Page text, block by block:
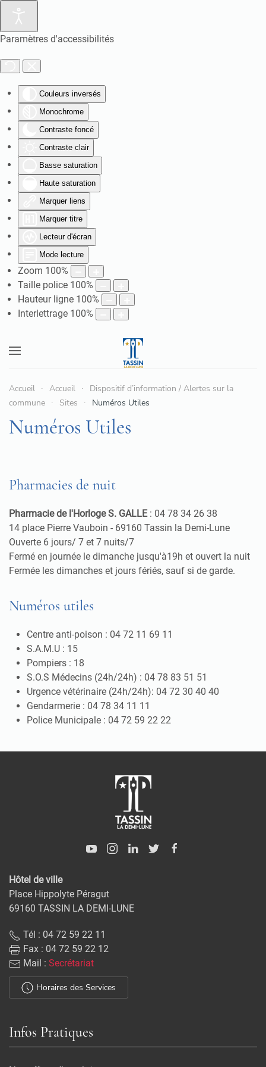
Paramètres d'accessibilités
Couleurs inversés
Monochrome
Contraste foncé
Contraste clair
Basse saturation
Haute saturation
Marquer liens
Marquer titre
Lecteur d'écran
Mode lecture
Zoom 100%
Taille police 100%
Hauteur ligne 100%
Interlettrage 100%
Accueil Accueil
Dispositif d’information / Alertes sur la
commune
Sites Numéros Utiles
Numéros Utiles
Pharmacies de nuit
Pharmacie de l'Horloge S. GALLE: 04 78 34 26 38
14 place Pierre Vauboin - 69160 Tassin la Demi-Lune
Ouverte 6 jours/ 7 et 7 nuits/7
Fermé en journée le dimanche jusqu'à19h et ouvert la nuit
Fermée les dimanches et jours fériés, sauf si de garde.
Numéros utiles
Centre anti-poison : 04 72 11 69 11
S.A.M.U : 15
Pompiers : 18
S.O.S Médecins (24h/24h) : 04 78 83 51 51
Urgence vétérinaire (24h/24h): 04 72 30 40 40
Gendarmerie : 04 78 34 11 11
Police Municipale : 04 72 59 22 22
Hôtel de ville
Place Hippolyte Péragut
69160 TASSIN LA DEMI-LUNE
Tél : 04 72 59 22 11
Fax : 04 72 59 22 12
Mail : Secrétariat
Horaires des Services
Infos Pratiques